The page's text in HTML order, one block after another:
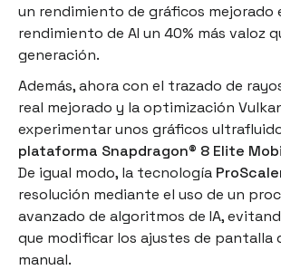
un rendimiento de gráficos mejorado
rendimiento de AI un 40% más valoz
generación.
Además, ahora con el trazado de
real mejorado y la optimización
experimentar unos gráficos
plataforma Snapdragon® 8 Elite
De igual modo, la tecnología
resolución mediante el uso de un
avanzado de algoritmos de IA,
que modificar los ajustes de pantalla
manual.